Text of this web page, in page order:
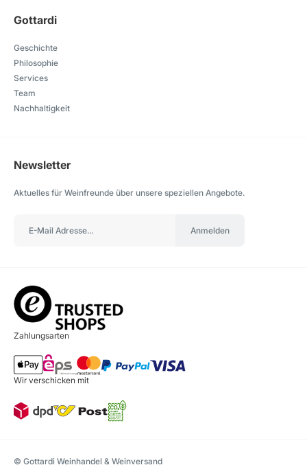
Gottardi
Geschichte
Philosophie
Services
Team
Nachhaltigkeit
Newsletter
Aktuelles für Weinfreunde über unsere speziellen Angebote.
Anmelden
Zahlungsarten
Wir verschicken mit
© Gottardi Weinhandel & Weinversand